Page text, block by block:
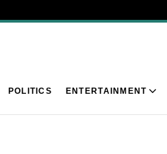
POLITICS ENTERTAINMENT